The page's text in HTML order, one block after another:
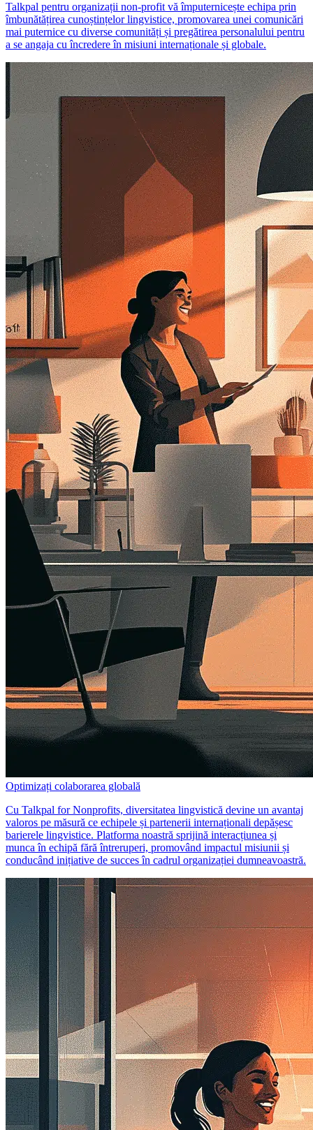
Talkpal pentru organizații non-profit vă împuternicește echipa prin
îmbunătățirea cunoștințelor lingvistice, promovarea unei comunicări
mai puternice cu diverse comunități și pregătirea personalului pentru
a se angaja cu încredere în misiuni internaționale și globale.
Optimizați colaborarea globală
Cu Talkpal for Nonprofits, diversitatea lingvistică devine un avantaj
valoros pe măsură ce echipele și partenerii internaționali depășesc
barierele lingvistice. Platforma noastră sprijină interacțiunea și
munca în echipă fără întreruperi, promovând impactul misiunii și
conducând inițiative de succes în cadrul organizației dumneavoastră.